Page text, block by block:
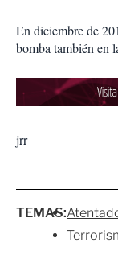
En diciembre de
bomba también en
jrr
TEMAS: